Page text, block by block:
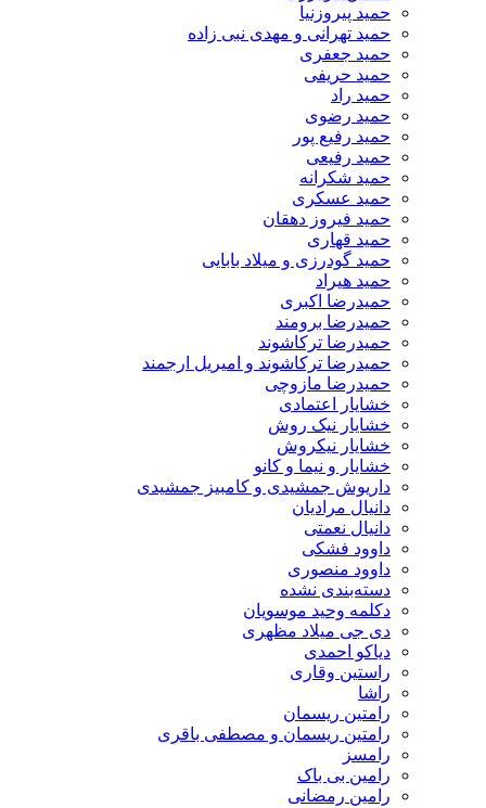
حمید پیروزنیا
حمید تهرانی و مهدی نبی زاده
حمید جعفری
حمید حریفی
حمید راد
حمید رضوی
حمید رفیع پور
حمید رفیعی
حمید شکرانه
حمید عسکری
حمید فیروز دهقان
حمید قهاری
حمید گودرزی و میلاد بابایی
حمید هیراد
حمیدرضا اکبری
حمیدرضا برومند
حمیدرضا ترکاشوند
حمیدرضا ترکاشوند و امیریل ارجمند
حمیدرضا مازوچی
خشایار اعتمادی
خشایار نیک روش
خشایار نیکروش
خشایار و نیما و کانو
داریوش جمشیدی و کامبیز جمشیدی
دانیال مرادیان
دانیال نعمتی
داوود فشکی
داوود منصوری
دسته‌بندی نشده
دکلمه وحید موسویان
دی جی میلاد مظهری
دیاکو احمدی
راستین وقاری
راشا
رامتین ریسمان
رامتین ریسمان و مصطفی باقری
رامسز
رامین بی باک
رامین رمضانی